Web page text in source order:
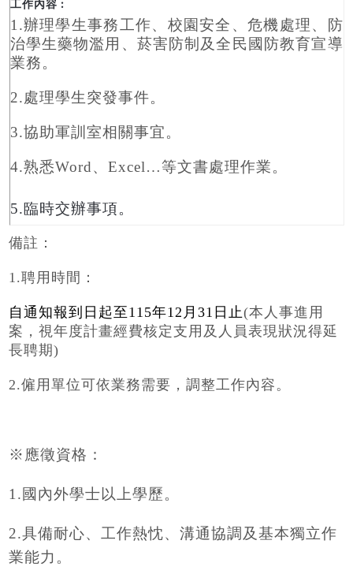
1.辦理學生事務工作、校園安全、危機處理、防
治學生藥物濫用、菸害防制及全民國 防教育宣導
業務。
2.處理學生突發事件。
3.協助軍訓室相關事宜。
4.熟悉Word、Excel…等文書處理作業。
5.臨時交辦事項。
備註：
1.聘用時間：
自通知報到日起 至115年12月31日止(本人事進用
案，視年度計畫經費核定支用及 人員表現狀況得延
長聘期)
2.僱用單位可依業務需要，調整工作內容。
※應徵資格：
1. 國內外學士以上學歷。
2.具備耐心、工作熱忱、溝通協調及基本獨立作
業能力。